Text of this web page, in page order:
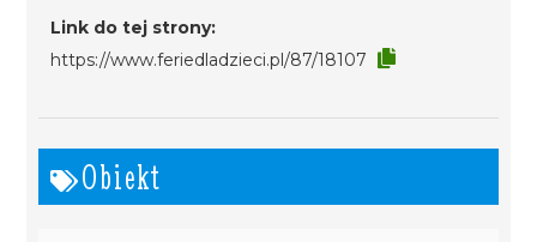
Link do tej strony:
https://www.feriedladzieci.pl/87/18107
Obiekt